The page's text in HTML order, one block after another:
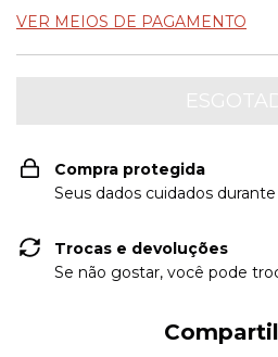
VER MEIOS DE PAGAMENTO
Compra protegida
Seus dados cuidados
Trocas e devoluções
Se não gostar, você pode